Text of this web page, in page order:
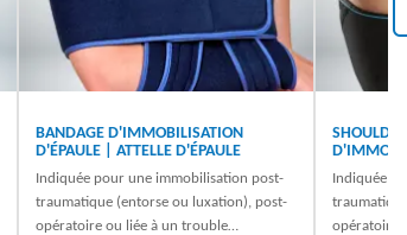
BANDAGE D'IMMOBILISATION
D'ÉPAULE | ATTELLE D'ÉPAULE
Indiquée pour une immobilisation post-
traumatique (entorse ou luxation), post-
opératoire ou liée à un trouble
Indiquée
opératoire